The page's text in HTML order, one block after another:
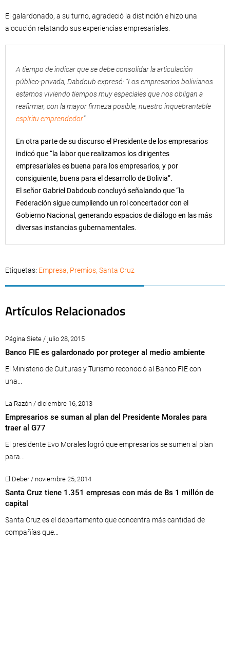
El galardonado, a su turno, agradeció la distinción e hizo una
alocución relatando sus experiencias empresariales.
A tiempo de indicar que se debe consolidar la articulación
público-privada, Dabdoub expresó: “Los empresarios bolivianos
estamos viviendo tiempos muy especiales que nos obligan a
reafirmar, con la mayor firmeza posible, nuestro inquebrantable
espíritu emprendedor”
En otra parte de su discurso el Presidente de los empresarios
indicó que “la labor que realizamos los dirigentes
empresariales es buena para los empresarios, y por
consiguiente, buena para el desarrollo de Bolivia”.
El señor Gabriel Dabdoub concluyó señalando que “la
Federación sigue cumpliendo un rol concertador con el
Gobierno Nacional, generando espacios de diálogo en las más
diversas instancias gubernamentales.
Etiquetas: Empresa, Premios, Santa Cruz
Artículos Relacionados
Página Siete / julio 28, 2015
Banco FIE es galardonado por proteger al medio ambiente
El Ministerio de Culturas y Turismo reconoció al Banco FIE con
una...
La Razón / diciembre 16, 2013
Empresarios se suman al plan del Presidente Morales para
traer al G77
El presidente Evo Morales logró que empresarios se sumen al plan
para...
El Deber / noviembre 25, 2014
Santa Cruz tiene 1.351 empresas con más de Bs 1 millón de
capital
Santa Cruz es el departamento que concentra más cantidad de
compañías que...